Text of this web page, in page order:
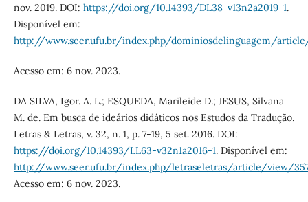
nov. 2019. DOI: https://doi.org/10.14393/DL38-v13n2a2019-1.
Disponível em:
http://www.seer.ufu.br/index.php/dominiosdelinguagem/
Acesso em: 6 nov. 2023.
DA SILVA, Igor. A. L.; ESQUEDA, Marileide D.; JESUS, Silvana
M. de. Em busca de ideários didáticos nos Estudos da Tradução.
Letras & Letras, v. 32, n. 1, p. 7-19, 5 set. 2016. DOI:
https://doi.org/10.14393/LL63-v32n1a2016-1. Disponível em:
http://www.seer.ufu.br/index.php/letraseletras/article/view/
Acesso em: 6 nov. 2023.